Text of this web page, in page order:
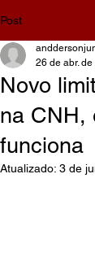
Post
Novo
na CNH,
funciona
26 de abr. de
Atualizado: 3 de